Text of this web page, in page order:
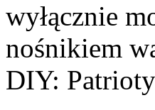
wyłącznie
nośnikiem
DIY: